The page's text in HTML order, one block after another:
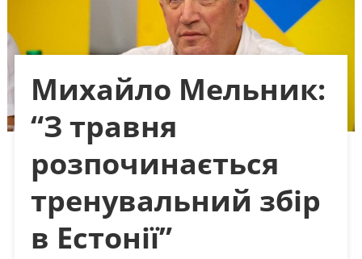
Михайло Мельник:
“З травня
розпочинається
тренувальний збір
в Естонії”